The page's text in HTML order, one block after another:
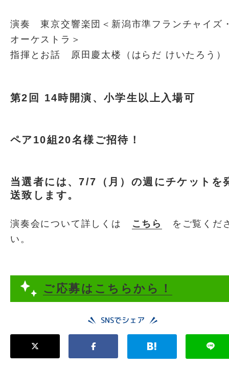
演奏 東京交響楽団＜新潟市準フランチャイズ
オーケストラ＞
指揮とお話 原田慶太楼（はらだ けいたろう）
第2回 14時開演、小学生以上入場可
ペア10組20名様ご招待！
当選者には、7/7（月）の週にチケットを
送致します。
演奏会について詳しくは こちら
をご覧くだ
い。
ご応募はこちらから！
SNSでシェア